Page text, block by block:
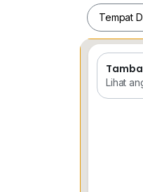
Tempat
Lihat